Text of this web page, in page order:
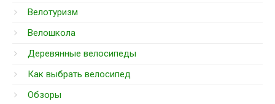
Велотуризм
Велошкола
Деревянные велосипеды
Как выбрать велосипед
Обзоры